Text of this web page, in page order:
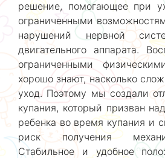
решение, помогающее при
ограниченными
нарушений нервной
двигательного аппарата.
ограниченными
хорошо знают, насколько
уход. Поэтому мы создали
купания, который призван
ребенка во время купания и
риск получения
Стабильное и удобное